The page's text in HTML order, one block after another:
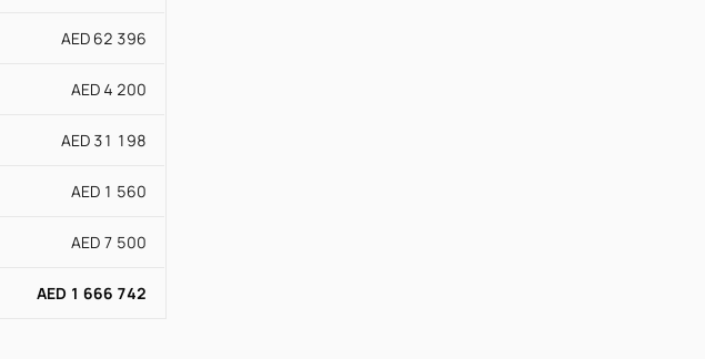
AED 62 396
AED 4 200
AED 31 198
AED 1 560
AED 7 500
AED 1 666 742